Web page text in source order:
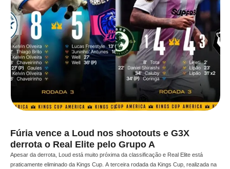
Fúria vence a Loud nos shootouts e G3X
derrota o Real Elite pelo Grupo A
Apesar da derrota, Loud está muito próxima da classificação e Real Elite está
praticamente eliminado da Kings Cup. A terceira rodada da Kings Cup, realizada na